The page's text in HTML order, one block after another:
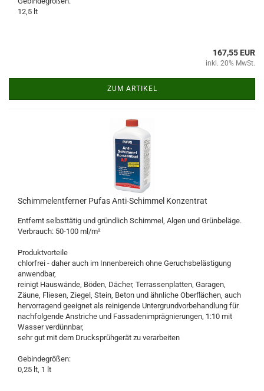
12,5 lt
167,55 EUR
inkl. 20% MwSt.
ZUM ARTIKEL
Schimmelentferner Pufas Anti-Schimmel Konzentrat
Entfernt selbsttätig und gründlich Schimmel, Algen und Grünbeläge.
Verbrauch: 50-100 ml/m²
Produktvorteile
chlorfrei - daher auch im Innenbereich ohne Geruchsbelästigung
anwendbar,
reinigt Hauswände, Böden, Dächer, Terrassenplatten, Garagen,
Zäune, Fliesen, Ziegel, Stein, Beton und ähnliche Oberflächen, auch
hervorragend geeignet als reinigende Untergrundvorbehandlung für
nachfolgende Anstriche und Fassadenimprägnierungen, 1:10 mit
Wasser verdünnbar,
sehr gut mit dem Drucksprühgerät zu verarbeiten
Gebindegrößen:
0,25 lt, 1 lt